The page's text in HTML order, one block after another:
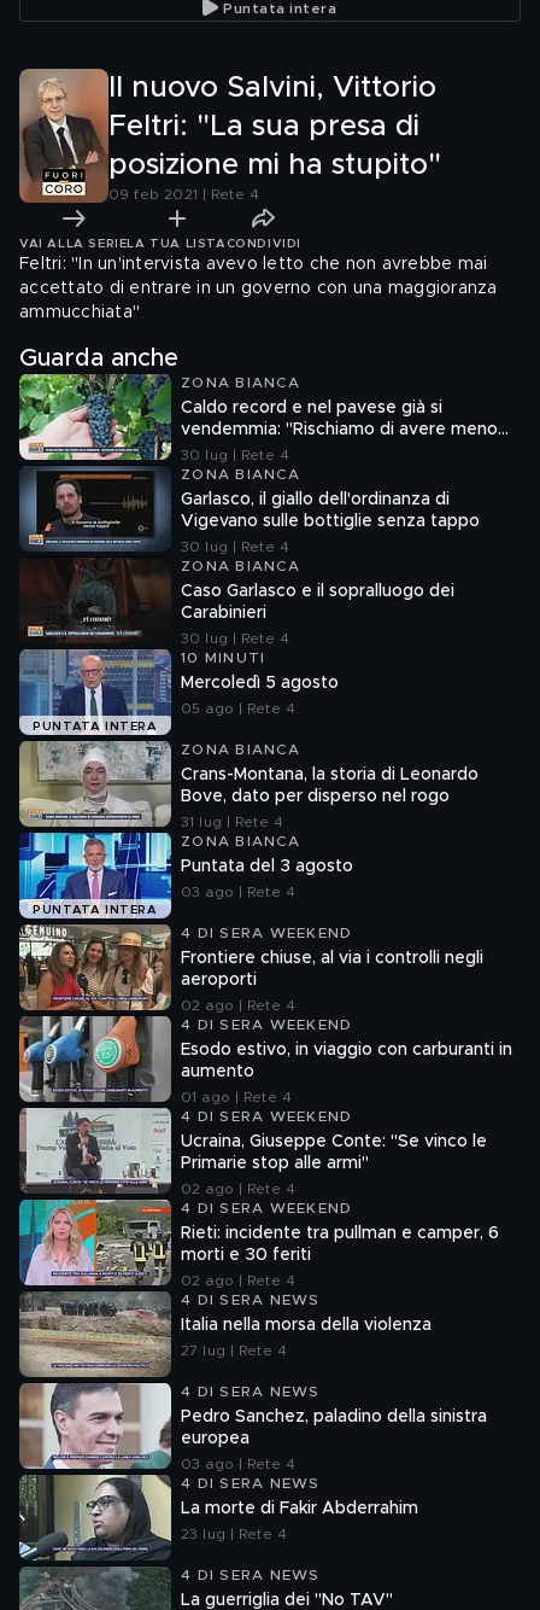
Puntata intera
Il nuovo Salvini, Vittorio
Feltri: "La sua presa di
posizione mi ha stupito"
09 feb 2021 | Rete 4
VAI ALLA SERIE LA TUA LISTA CONDIVIDI
Feltri: "In un'intervista avevo letto che non avrebbe mai
accettato di entrare in un governo con una maggioranza
ammucchiata"
Guarda anche
ZONA BIANCA
Caldo record e nel pavese già si
vendemmia: "Rischiamo di avere meno
vino"
30 lug | Rete 4
ZONA BIANCA
Garlasco, il giallo dell'ordinanza di
Vigevano sulle bottiglie senza tappo
30 lug | Rete 4
ZONA BIANCA
Caso Garlasco e il sopralluogo dei
Carabinieri
30 lug | Rete 4
PUNTATA INTERA
10 MINUTI
Mercoledì 5 agosto
05 ago | Rete 4
ZONA BIANCA
Crans-Montana, la storia di Leonardo
Bove, dato per disperso nel rogo
31 lug | Rete 4
PUNTATA INTERA
ZONA BIANCA
Puntata del 3 agosto
03 ago | Rete 4
4 DI SERA WEEKEND
Frontiere chiuse, al via i controlli negli
aeroporti
02 ago | Rete 4
4 DI SERA WEEKEND
Esodo estivo, in viaggio con carburanti in
aumento
01 ago | Rete 4
4 DI SERA WEEKEND
Ucraina, Giuseppe Conte: "Se vinco le
Primarie stop alle armi"
02 ago | Rete 4
4 DI SERA WEEKEND
Rieti: incidente tra pullman e camper, 6
morti e 30 feriti
02 ago | Rete 4
4 DI SERA NEWS
Italia nella morsa della violenza
27 lug | Rete 4
4 DI SERA NEWS
Pedro Sanchez, paladino della sinistra
europea
03 ago | Rete 4
4 DI SERA NEWS
La morte di Fakir Abderrahim
23 lug | Rete 4
4 DI SERA NEWS
La guerriglia dei "No TAV"